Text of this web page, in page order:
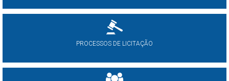
PROCESSOS DE LICITAÇÃO